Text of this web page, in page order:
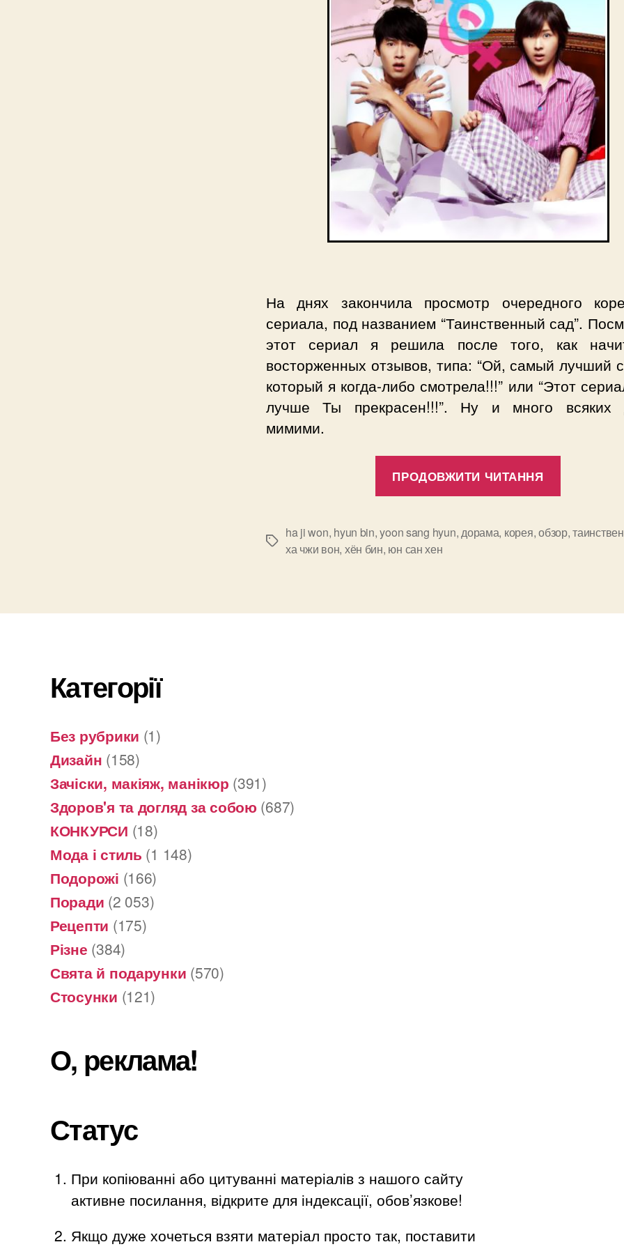
На днях закончила просмотр очередного
сериала, под названием “Таинственный сад”.
этот сериал я решила после того, как
восторженных отзывов, типа: “Ой, самый лучший
который я когда-либо смотрела!!!” или “Этот
лучше Ты прекрасен!!!”. Ну и много всяких
мимими.
ПРОДОВЖИТИ ЧИТАННЯ
Позначки
ha ji won, hyun bin,yoon sang hyun,дорама, корея,обзор,
ха чжи вон, хён бин, юн сан хен
Категорії
Без рубрики (1)
Дизайн (158)
Зачіски, макіяж, манікюр (391)
Здоров'я та догляд за собою (687)
КОНКУРСИ (18)
Мода і стиль (1 148)
Подорожі (166)
Поради (2 053)
Рецепти (175)
Різне (384)
Свята й подарунки (570)
Стосунки (121)
О, реклама!
Статус
При копіюванні або цитуванні матеріалів з нашого сайту
активне посилання, відкрите для індексації, обов’язкове!
Якщо дуже хочеться взяти матеріал просто так, поставити